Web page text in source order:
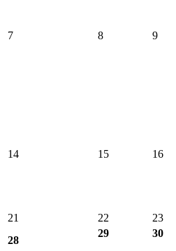
7 8 9
14 15 16
21 22 23
28
29 30